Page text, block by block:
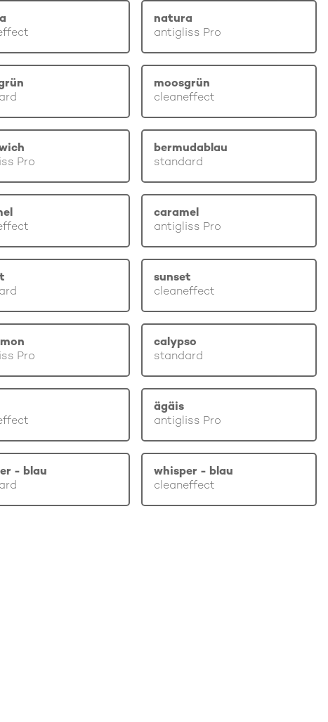
natura
antigliss Pro
moosgrün
cleaneffect
Pro
bermudablau
standard
caramel
antigliss Pro
sunset
cleaneffect
Pro
calypso
standard
ägäis
antigliss Pro
- blau
whisper - blau
cleaneffect